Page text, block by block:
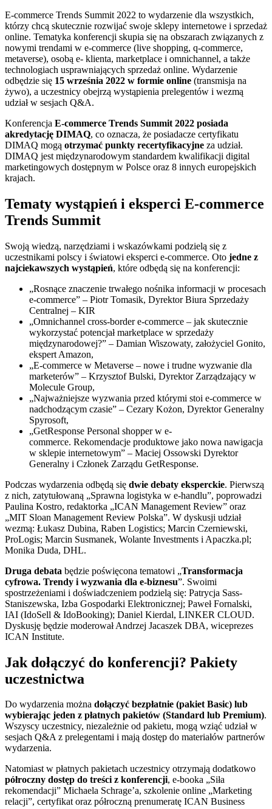
E-commerce Trends Summit 2022 to wydarzenie dla wszystkich,
którzy chcą skutecznie rozwijać swoje sklepy internetowe i sprzedaż
online. Tematyka konferencji skupia się na obszarach związanych z
nowymi trendami w e-commerce (live shopping, q-commerce,
metaverse), osobą e- klienta, marketplace i omnichannel, a także
technologiach usprawniających sprzedaż online. Wydarzenie
odbędzie się 15 września 2022 w formie online (transmisja na
żywo), a uczestnicy obejrzą wystąpienia prelegentów i wezmą
udział w sesjach Q&A.
Konferencja E-commerce Trends Summit 2022 posiada
akredytację DIMAQ, co oznacza, że posiadacze certyfikatu
DIMAQ mogą otrzymać punkty recertyfikacyjne za udział.
DIMAQ jest międzynarodowym standardem kwalifikacji digital
marketingowych dostępnym w Polsce oraz 8 innych europejskich
krajach.
Tematy wystąpień i eksperci E-commerce
Trends Summit
Swoją wiedzą, narzędziami i wskazówkami podzielą się z
uczestnikami polscy i światowi eksperci e-commerce. Oto jedne z
najciekawszych wystąpień, które odbędą się na konferencji:
„Rosnące znaczenie trwałego nośnika informacji w procesach
e-commerce” – Piotr Tomasik, Dyrektor Biura Sprzedaży
Centralnej – KIR
„Omnichannel cross-border e-commerce – jak skutecznie
wykorzystać potencjał marketplace w sprzedaży
międzynarodowej?” – Damian Wiszowaty, założyciel Gonito,
ekspert Amazon,
„E-commerce w Metaverse – nowe i trudne wyzwanie dla
marketerów” – Krzysztof Bulski, Dyrektor Zarządzający w
Molecule Group,
„Najważniejsze wyzwania przed którymi stoi e-commerce w
nadchodzącym czasie” – Cezary Kożon, Dyrektor Generalny
Spyrosoft,
„GetResponse Personal shopper w e-
commerce. Rekomendacje produktowe jako nowa nawigacja
w sklepie internetowym” – Maciej Ossowski Dyrektor
Generalny i Członek Zarządu GetResponse.
Podczas wydarzenia odbędą się dwie debaty eksperckie. Pierwszą
z nich, zatytułowaną „Sprawna logistyka w e-handlu”, poprowadzi
Paulina Kostro, redaktorka „ICAN Management Review” oraz
„MIT Sloan Management Review Polska”. W dyskusji udział
wezmą: Łukasz Dubina, Raben Logistics; Marcin Czerniewski,
ProLogis; Marcin Susmanek, Wolante Investments i Apaczka.pl;
Monika Duda, DHL.
Druga debata będzie poświęcona tematowi „Transformacja
cyfrowa. Trendy i wyzwania dla e-biznesu”. Swoimi
spostrzeżeniami i doświadczeniem podzielą się: Patrycja Sass-
Staniszewska, Izba Gospodarki Elektronicznej; Paweł Fornalski,
IAI (IdoSell & IdoBooking); Daniel Kierdal, LINKER CLOUD.
Dyskusję będzie moderował Andrzej Jacaszek DBA, wiceprezes
ICAN Institute.
Jak dołączyć do konferencji? Pakiety
uczestnictwa
Do wydarzenia można dołączyć bezpłatnie (pakiet Basic) lub
wybierając jeden z płatnych pakietów (Standard lub Premium).
Wszyscy uczestnicy, niezależnie od pakietu, mogą wziąć udział w
sesjach Q&A z prelegentami i mają dostęp do materiałów partnerów
wydarzenia.
Natomiast w płatnych pakietach uczestnicy otrzymają dodatkowo
półroczny dostęp do treści z konferencji, e-booka „Siła
rekomendacji” Michaela Schrage’a, szkolenie online „Marketing
relacji”, certyfikat oraz półroczną prenumeratę ICAN Business